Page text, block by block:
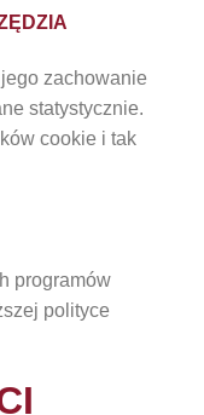
zachowanie
statystycznie.
cookie i tak
programów
polityce